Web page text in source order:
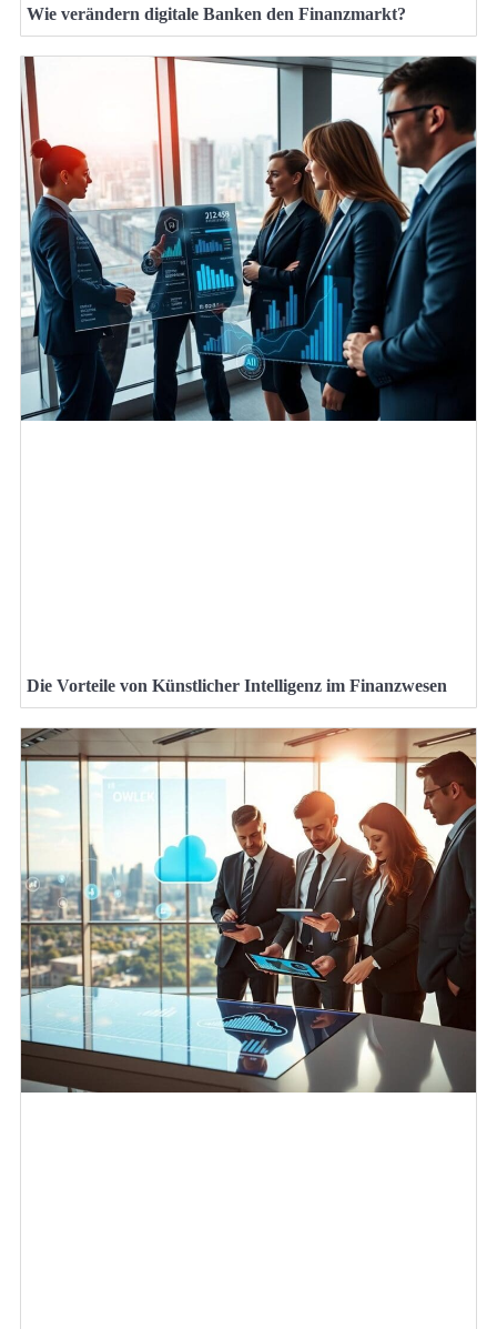
Wie verändern digitale Banken den Finanzmarkt?
Die Vorteile von Künstlicher Intelligenz im Finanzwesen